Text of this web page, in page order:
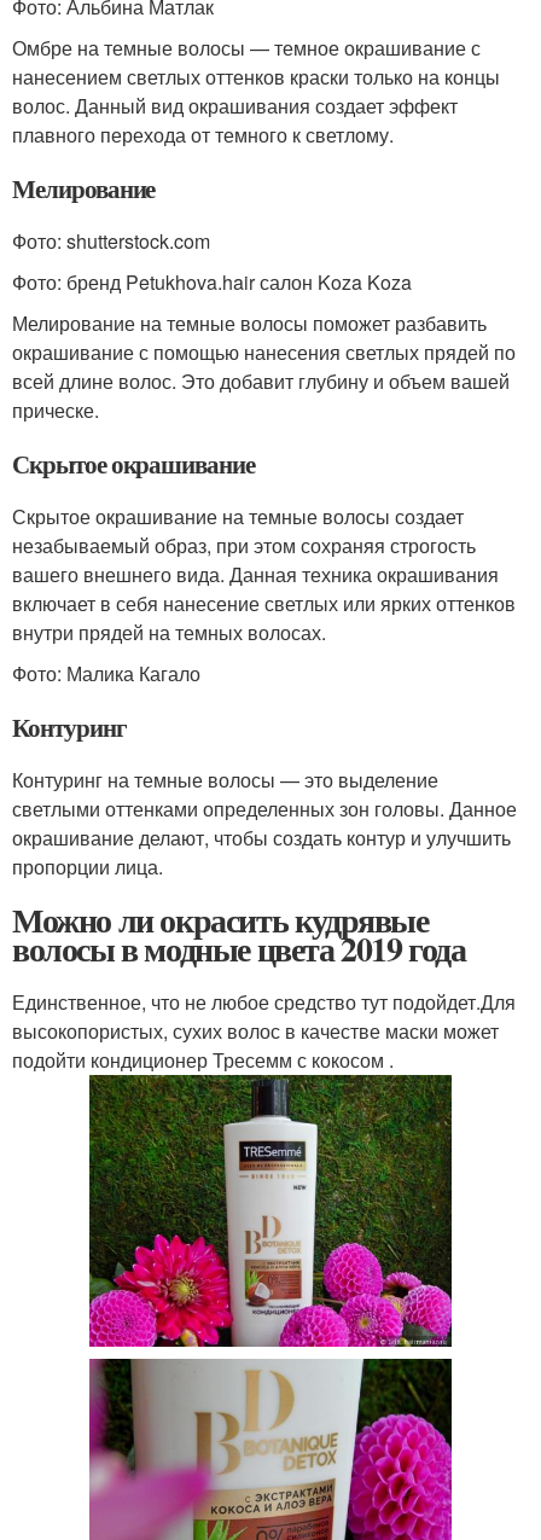
Фото: Альбина Матлак
Омбре на темные волосы — темное окрашивание с
нанесением светлых оттенков краски только на концы
волос. Данный вид окрашивания создает эффект
плавного перехода от темного к светлому.
Мелирование
Фото: shutterstock.com
Фото: бренд Petukhova.hair салон Koza Koza
Мелирование на темные волосы поможет разбавить
окрашивание с помощью нанесения светлых прядей по
всей длине волос. Это добавит глубину и объем вашей
прическе.
Скрытое окрашивание
Скрытое окрашивание на темные волосы создает
незабываемый образ, при этом сохраняя строгость
вашего внешнего вида. Данная техника окрашивания
включает в себя нанесение светлых или ярких оттенков
внутри прядей на темных волосах.
Фото: Малика Кагало
Контуринг
Контуринг на темные волосы — это выделение
светлыми оттенками определенных зон головы. Данное
окрашивание делают, чтобы создать контур и улучшить
пропорции лица.
Можно ли окрасить кудрявые
волосы в модные цвета 2019 года
Единственное, что не любое средство тут подойдет.Для
высокопористых, сухих волос в качестве маски может
подойти кондиционер Тресемм с кокосом .